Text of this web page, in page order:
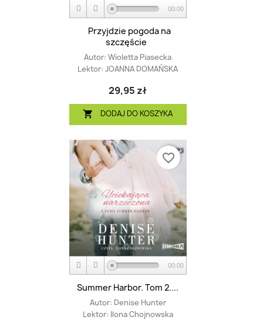
00:00
Przyjdzie pogoda na
szczęście
Autor: Wioletta Piasecka
Lektor: JOANNA DOMAŃSKA
29,95 zł
 DODAJ DO KOSZYKA
00:00
Summer Harbor. Tom 2....
Autor: Denise Hunter
Lektor: Ilona Chojnowska
favorite_border